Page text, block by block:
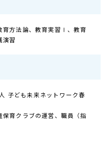
育方法論、教育実習Ⅰ、教育
演習
子ども未来ネットワーク春
ブの運営、職員（指